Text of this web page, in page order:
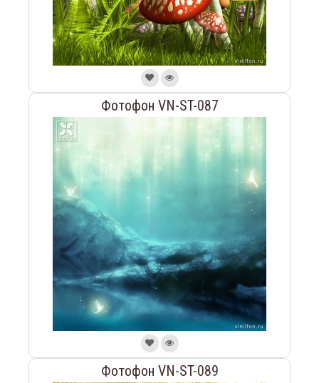
Фотофон VN-ST-087
Фотофон VN-ST-089